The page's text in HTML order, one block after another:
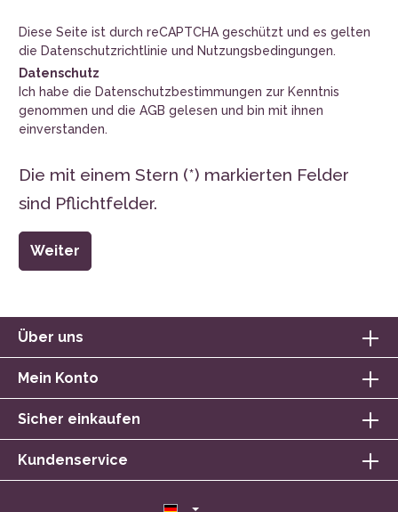
Diese Seite ist durch reCAPTCHA geschützt und es gelten
die Datenschutzrichtlinie und Nutzungsbedingungen.
Datenschutz
Ich habe die Datenschutzbestimmungen zur Kenntnis
genommen und die AGB gelesen und bin mit ihnen
einverstanden.
Die mit einem Stern (*) markierten Felder
sind Pflichtfelder.
Weiter
Über uns
Mein Konto
Sicher einkaufen
Kundenservice